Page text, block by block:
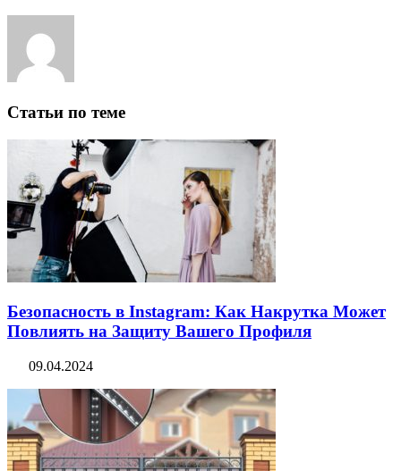
Статьи по теме
Безопасность в Instagram: Как Накрутка Может
Повлиять на Защиту Вашего Профиля
09.04.2024